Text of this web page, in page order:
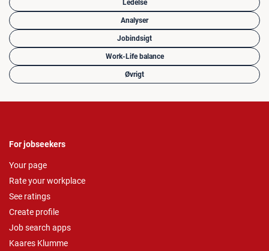
Ledelse
Analyser
Jobindsigt
Work-Life balance
Øvrigt
For jobseekers
Your page
Rate your workplace
See ratings
Create profile
Job search apps
Kaares Klumme